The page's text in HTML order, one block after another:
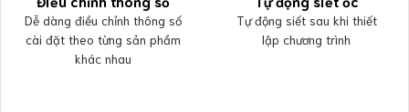
Dễ dàng điều chỉnh thông số
cài đặt theo từng sản phầm
khác nhau
Tự động siết sau khi thiết
lập chương trình